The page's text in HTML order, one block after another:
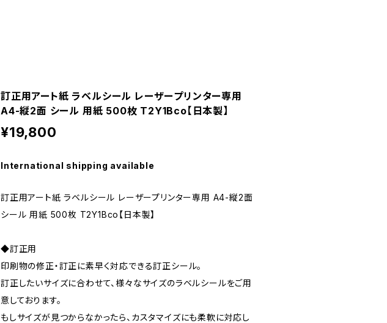
訂正用アート紙 ラベルシール レーザープリンター専用
A4-縦2面 シール 用紙 500枚 T2Y1Bco【日本製】
¥19,800
International shipping available
訂正用アート紙 ラベルシール レーザープリンター専用 A4-縦2面
シール 用紙 500枚 T2Y1Bco【日本製】
◆訂正用
印刷物の修正・訂正に素早く対応できる訂正シール。
訂正したいサイズに合わせて、様々なサイズのラベルシールをご用
意しております。
もしサイズが見つからなかったら、カスタマイズにも柔軟に対応し